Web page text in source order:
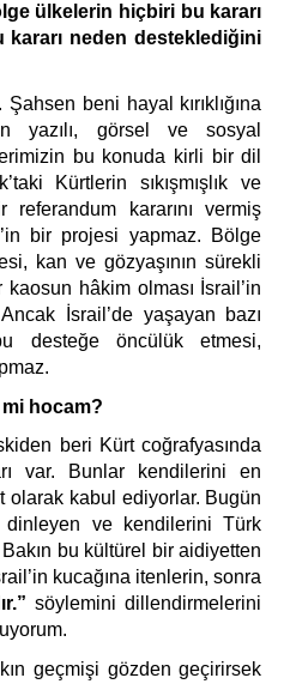
ülkelerin hiçbiri bu kararı
kararı neden desteklediğini
beni hayal kırıklığına
yazılı, görsel ve sosyal
bu konuda kirli bir dil
Kürtlerin sıkışmışlık ve
kararını vermiş
bir projesi yapmaz. Bölge
kan ve gözyaşının sürekli
hâkim olması İsrail’in
İsrail’de yaşayan bazı
desteğe öncülük etmesi,
hocam?
beri Kürt coğrafyasında
var. Bunlar kendilerini en
olarak kabul ediyorlar. Bugün
dinleyen ve kendilerini Türk
bu kültürel bir aidiyetten
kucağına itenlerin, sonra
söylemini dillendirmelerini
geçmişi gözden geçirirsek